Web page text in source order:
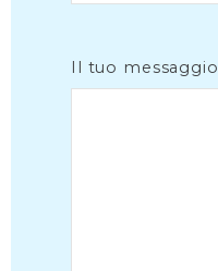
Il tuo messaggio